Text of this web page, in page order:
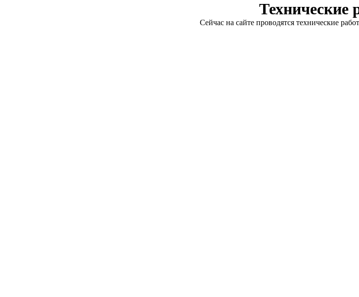
Технические
Сейчас на сайте проводятся технические